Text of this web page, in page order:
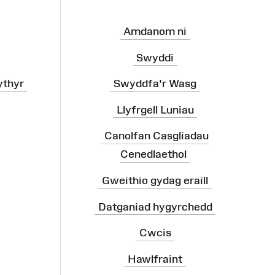
Amdanom ni
Swyddi
Swyddfa'r Wasg
Llyfrgell Luniau
Canolfan Casgliadau
Cenedlaethol
Gweithio gydag eraill
Datganiad hygyrchedd
Cwcis
Hawlfraint